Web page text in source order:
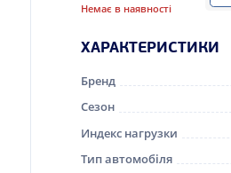
Немає в наявності
ХАРАКТЕРИСТИКИ
Бренд
Сезон
Индекс нагрузки
Тип автомобіля